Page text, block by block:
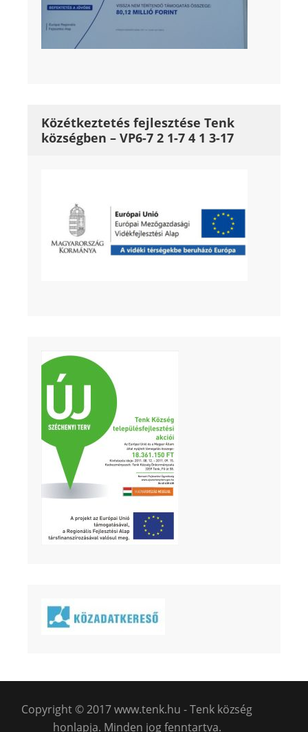
Közétkeztetés fejlesztése Tenk
községben – VP6-7 2 1-7 4 1 3-17
Copyright © 2017 www.tenk.hu - Tenk község
honlapja. Minden jog fenntartva.